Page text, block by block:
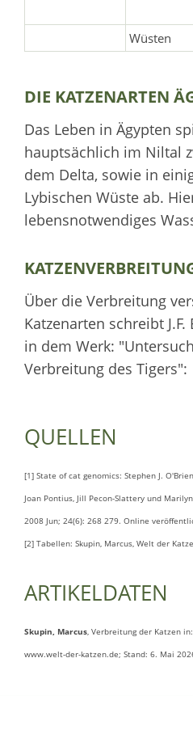
Wüsten
DIE KATZENARTEN
Das Leben in Ägypten
hauptsächlich im Niltal
dem Delta, sowie in
Lybischen Wüste ab.
lebensnotwendiges
Über die Verbreitung
Katzenarten schreibt
in dem Werk:
Verbreitung des Tigers":
QUELLEN
[1] State of cat genomics: Stephen J.
Joan Pontius, Jill Pecon-Slattery und
2008 Jun; 24(6): 268 279. Online
[2] Tabellen: Skupin, Marcus, Welt der
ARTIKELDATEN
Skupin, Marcus, Verbreitung der Katzen
www.welt-der-katzen.de; Stand: 6. Mai